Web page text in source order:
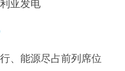
亚发电
、能源尽占前列席位